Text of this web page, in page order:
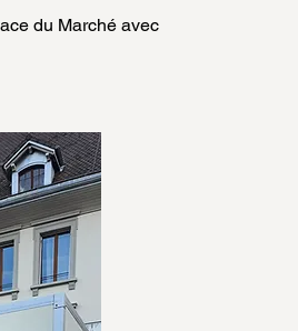
du Marché avec